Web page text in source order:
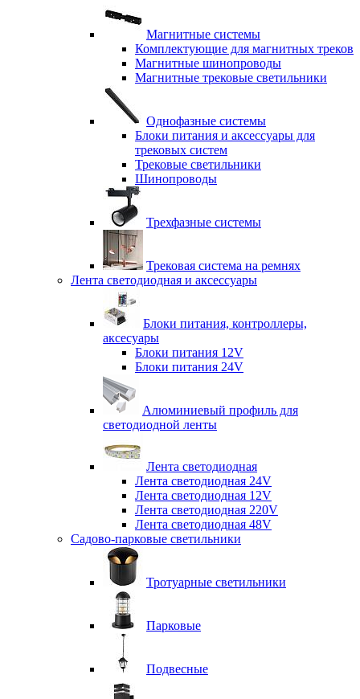
Магнитные системы
Комплектующие для магнитных треков
Магнитные шинопроводы
Магнитные трековые светильники
Однофазные системы
Блоки питания и аксессуары для
трековых систем
Трековые светильники
Шинопроводы
Трехфазные системы
Трековая система на ремнях
Лента светодиодная и аксессуары
Блоки питания, контроллеры,
аксесуары
Блоки питания 12V
Блоки питания 24V
Алюминиевый профиль для
светодиодной ленты
Лента светодиодная
Лента светодиодная 24V
Лента светодиодная 12V
Лента светодиодная 220V
Лента светодиодная 48V
Садово-парковые светильники
Тротуарные светильники
Парковые
Подвесные